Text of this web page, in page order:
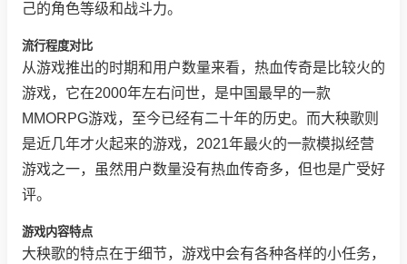
己的角色等级和战斗力。
流行程度对比
从游戏推出的时期和用户数量来看，热血传奇是比较火的
游戏，它在2000年左右问世，是中国最早的一款
MMORPG游戏，至今已经有二十年的历史。而大秧歌则
是近几年才火起来的游戏，2021年最火的一款模拟经营
游戏之一，虽然用户数量没有热血传奇多，但也是广受好
评。
游戏内容特点
大秧歌的特点在于细节，游戏中会有各种各样的小任务，